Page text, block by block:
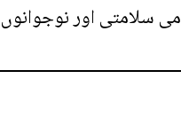
سلامتی اور